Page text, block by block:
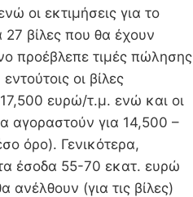
οι εκτιμήσεις για το
27 βίλες που θα έχουν
προέβλεπε τιμές πώλησης
οι βίλες
ευρώ/τ.μ. ενώ και οι
αγοραστούν για 14,500 –
όρο). Γενικότερα,
έσοδα 55-70 εκατ. ευρώ
ανέλθουν (για τις βίλες)